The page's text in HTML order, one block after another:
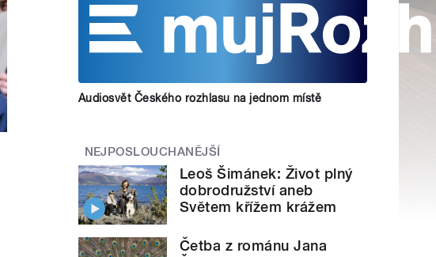
Audiosvět Českého rozhlasu na jednom místě
NEJPOSLOUCHANĚJŠÍ
Leoš Šimánek: Život plný
dobrodružství aneb
Světem křížem krážem
Četba z románu Jana